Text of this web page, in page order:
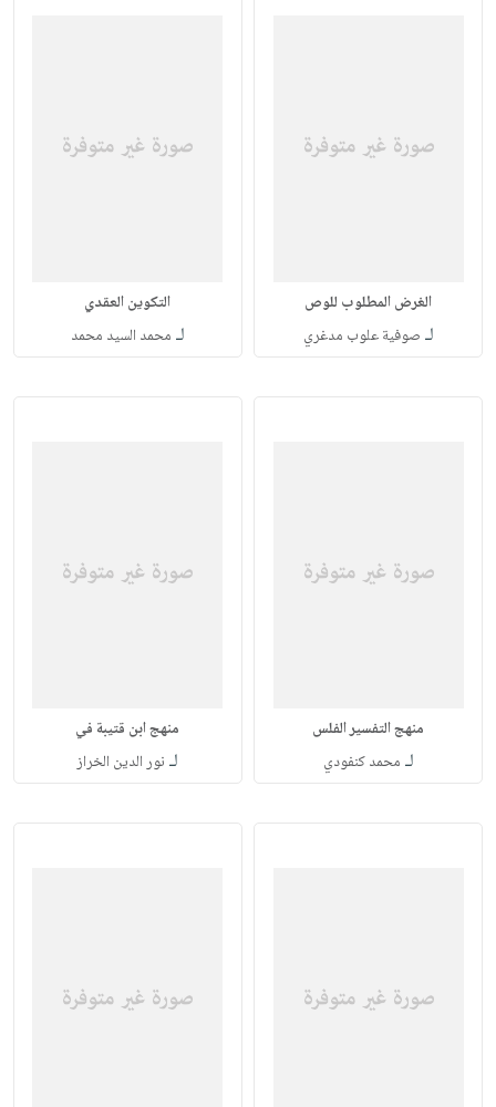
الغرض المطلوب للوص
لـ صوفية علوب مدغري
التكوين العقدي
لـ محمد السيد محمد
منهج التفسير الفلس
لـ محمد كنفودي
منهج ابن قتيبة في
لـ نور الدين الخراز